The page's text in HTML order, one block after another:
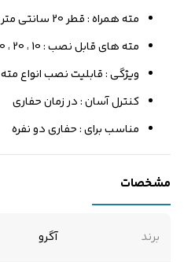
مته همراه : قطر 20 سانتی متر
مته های قابل نصب : 10 ، 20 ، 30 سانتی متر
ویژگی : قابلیت نصب انواع مته
کنترل آسان : در زمان حفاری
مناسب برای : حفاری دو نفره
مشخصات
برند آگرو